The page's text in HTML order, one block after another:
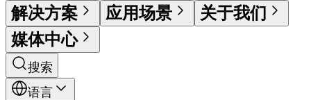
解决方案 应用场景
关于我们
媒体中心
搜索
语言